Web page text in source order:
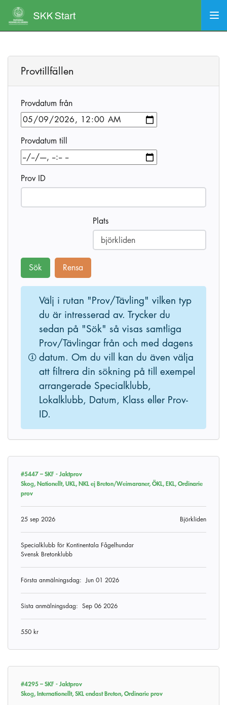
Provtillfällen
Provdatum från
Provdatum till
Prov ID
Plats
Sök Rensa
Välj i rutan "Prov/Tävling" vilken typ
du är intresserad av. Trycker du
sedan på "Sök" så visas samtliga
Prov/Tävlingar från och med dagens
datum. Om du vill kan du även välja
att filtrera din sökning på till exempel
arrangerade Specialklubb,
Lokalklubb, Datum, Klass eller Prov-
ID.
#5447 –SKF - Jaktprov
Skog, Nationellt, UKL, NKL ej Breton/Weimaraner, ÖKL, EKL, Ordinarie
prov
25 sep 2026 Björkliden
Specialklubb för Kontinentala Fågelhundar
Svensk Bretonklubb
Första anmälningsdag:Jun 01 2026
Sista anmälningsdag: Sep 06 2026
550 kr
#4295 –SKF - Jaktprov
Skog, Internationellt, SKL endast Breton, Ordinarie prov